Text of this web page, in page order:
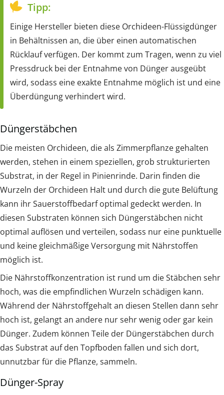
Tipp:
Einige Hersteller bieten diese Orchideen-Flüssigdünger
in Behältnissen an, die über einen automatischen
Rücklauf verfügen. Der kommt zum Tragen, wenn zu viel
Pressdruck bei der Entnahme von Dünger ausgeübt
wird, sodass eine exakte Entnahme möglich ist und eine
Überdüngung verhindert wird.
Düngerstäbchen
Die meisten Orchideen, die als Zimmerpflanze gehalten
werden, stehen in einem speziellen, grob strukturierten
Substrat, in der Regel in Pinienrinde. Darin finden die
Wurzeln der Orchideen Halt und durch die gute Belüftung
kann ihr Sauerstoffbedarf optimal gedeckt werden. In
diesen Substraten können sich Düngerstäbchen nicht
optimal auflösen und verteilen, sodass nur eine punktuelle
und keine gleichmäßige Versorgung mit Nährstoffen
möglich ist.
Die Nährstoffkonzentration ist rund um die Stäbchen sehr
hoch, was die empfindlichen Wurzeln schädigen kann.
Während der Nährstoffgehalt an diesen Stellen dann sehr
hoch ist, gelangt an andere nur sehr wenig oder gar kein
Dünger. Zudem können Teile der Düngerstäbchen durch
das Substrat auf den Topfboden fallen und sich dort,
unnutzbar für die Pflanze, sammeln.
Dünger-Spray